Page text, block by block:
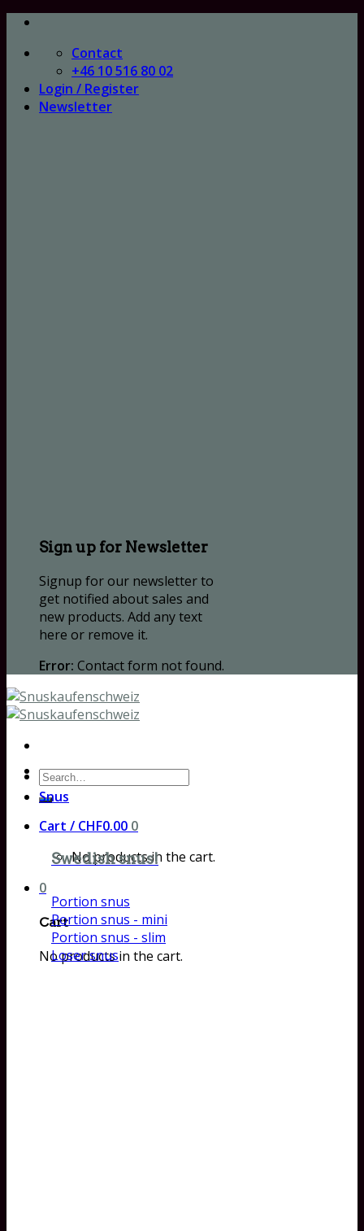
Skip
content
Contact
+46 10 516 80 02
Login / Register
Newsletter
Sign up for Newsletter
Signup for our newsletter to
get notified about sales and
new products. Add any text
here or remove it.
Error: Contact form not found.
Search
for:
Cart / CHF0.00 0
No products in the cart.
0
Cart
No products in the cart.
Snus
Swedish snus!
Portion snus
Portion snus - mini
Portion snus - slim
Loser snus